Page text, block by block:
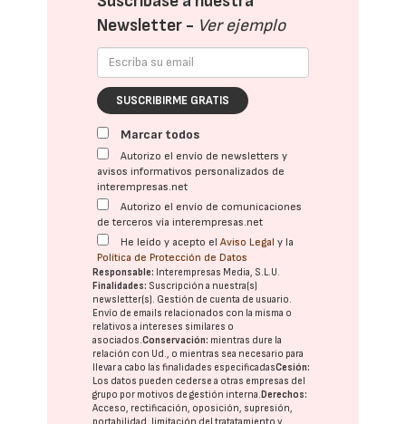
Newsletter - Ver ejemplo
SUSCRIBIRME GRATIS
Marcar todos
Autorizo el envío de newsletters y
avisos informativos personalizados de
interempresas.net
Autorizo el envío de comunicaciones
de terceros vía interempresas.net
He leído y acepto elAviso Legal y la
Política de Protección de Datos
Responsable: Interempresas Media, S.L.U.
Finalidades: Suscripción a nuestra(s)
newsletter(s). Gestión de cuenta de usuario.
Envío de emails relacionados con la misma o
relativos a intereses similares o
asociados.Conservación: mientras dure la
relación con Ud., o mientras sea necesario para
llevar a cabo las finalidades especificadasCesión:
Los datos pueden cederse a otras empresas del
grupo por motivos de gestión interna.Derechos:
Acceso, rectificación, oposición, supresión,